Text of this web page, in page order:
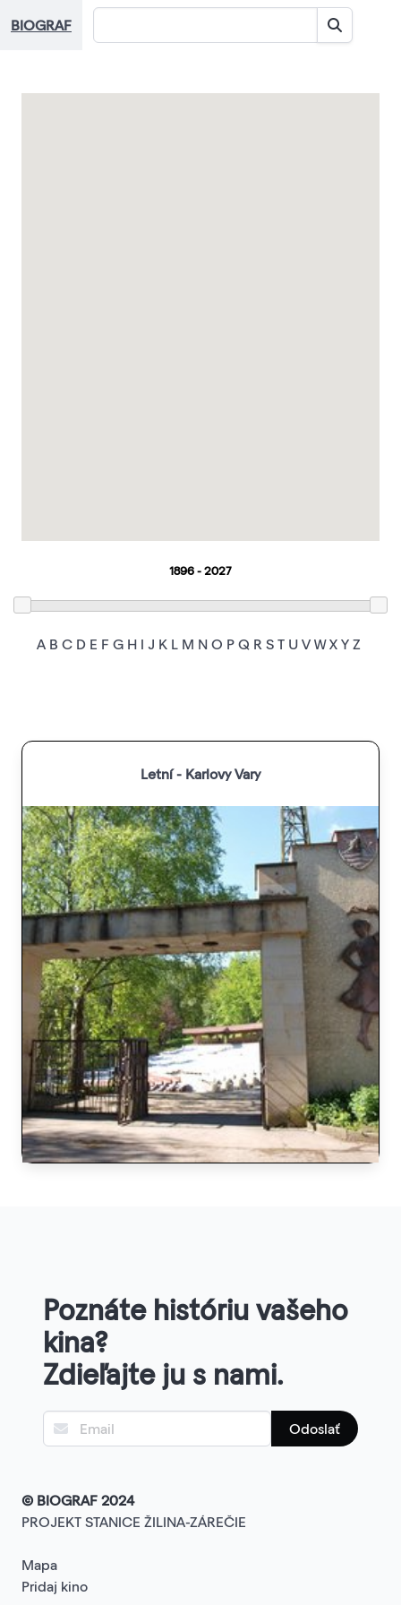
BIOGRAF
A B C D E F G H I J K L M N O P Q R S T U V W X Y Z
Letní - Karlovy Vary
Poznáte históriu vašeho
kina?
Zdieľajte ju s nami.
Odoslať
© BIOGRAF 2024
PROJEKT STANICE ŽILINA-ZÁREČIE
Mapa
Pridaj kino